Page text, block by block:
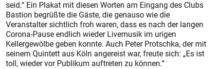
seid.“ Ein Plakat mit diesen Worten am Eingang des Clubs
Bastion begrüßte die Gäste, die genauso wie die
Veranstalter sichtlich froh waren, dass es nach der langen
Corona-Pause endlich wieder Livemusik im urigen
Kellergewölbe geben konnte. Auch Peter Protschka, der mit
seinem Quintett aus Köln angereist war, freute sich: „Es ist
toll, wieder vor Publikum auftreten zu können.“